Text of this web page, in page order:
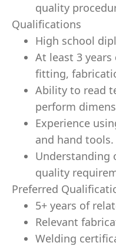
quality
Qualifications
High school
At least 3
fitting,
Ability to read
perform
Experience
and hand tools.
Understanding
quality
Preferred
5+ years of
Relevant
Welding